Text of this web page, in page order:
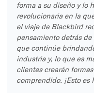
forma a su diseño y lo
revolucionaria en la
el viaje de Blackbird
pensamiento detrás
que continúe
industria y, lo que es
clientes crearán
comprendido. ¡Esto es